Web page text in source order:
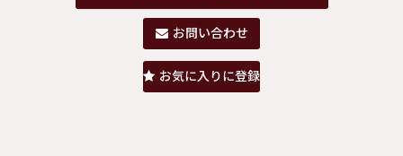
お問い合わせ
お気に入りに登録